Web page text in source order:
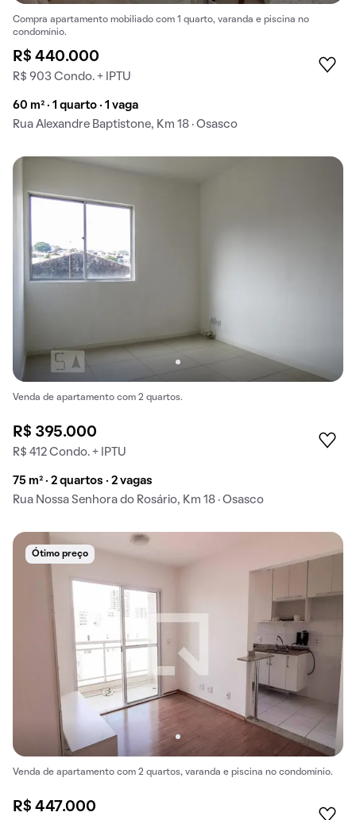
Compra apartamento mobiliado com 1 quarto, varanda e piscina no
condomínio.
R$ 440.000
R$ 903 Condo. + IPTU
60 m² · 1 quarto · 1 vaga
Rua Alexandre Baptistone, Km 18 · Osasco
Venda de apartamento com 2 quartos.
R$ 395.000
R$ 412 Condo. + IPTU
75 m² · 2 quartos · 2 vagas
Rua Nossa Senhora do Rosário, Km 18 · Osasco
Ótimo preço
Venda de apartamento com 2 quartos, varanda e piscina no condomínio.
R$ 447.000